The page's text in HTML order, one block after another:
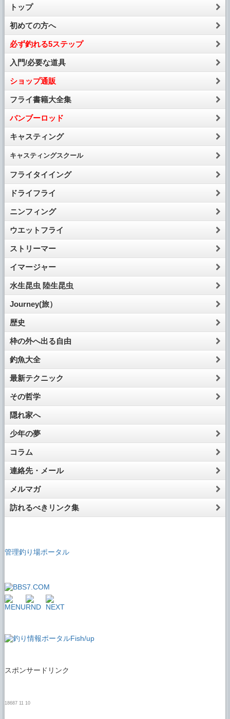
トップ
初めての方へ
必ず釣れる5ステップ
入門/必要な道具
ショップ通販
フライ書籍大全集
バンブーロッド
キャスティング
キャスティングスクール
フライタイイング
ドライフライ
ニンフィング
ウエットフライ
ストリーマー
イマージャー
水生昆虫 陸生昆虫
Journey(旅）
歴史
枠の外へ出る自由
釣魚大全
最新テクニック
その哲学
隠れ家へ
少年の夢
コラム
連絡先・メール
メルマガ
訪れるべきリンク集
管理釣り場ポータル
スポンサードリンク
18687 11 10